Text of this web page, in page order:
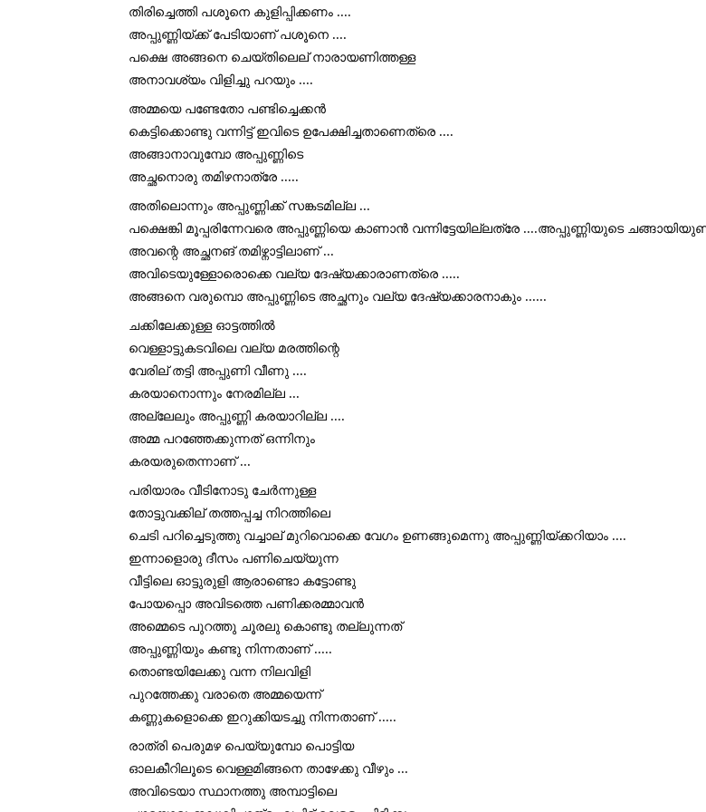
തിരിച്ചെത്തി പശൂനെ കുളിപ്പിക്കണം ....
അപ്പുണ്ണിയ്ക്ക് പേടിയാണ് പശൂനെ ....
പക്ഷെ അങ്ങനെ ചെയ്തിലെല് നാരായണിത്തള്ള
അനാവശ്യം വിളിച്ചു പറയും ....
അമ്മയെ പണ്ടേതോ പണ്ടിച്ചെക്കൻ
കെട്ടിക്കൊണ്ടു വന്നിട്ട് ഇവിടെ ഉപേക്ഷിച്ചതാണെത്രെ ....
അങ്ങാനാവുമ്പോ അപ്പുണ്ണിടെ
അച്ഛനൊരു തമിഴനാത്രേ .....
അതിലൊന്നും അപ്പുണ്ണിക്ക് സങ്കടമില്ല ...
പക്ഷെങ്കി മൂപ്പരിന്നേവരെ അപ്പുണ്ണിയെ കാണാൻ വന്നിട്ടേയില്ലത്രേ ....അപ്പുണ്ണിയുടെ
അവന്റെ അച്ഛനങ് തമിഴ്നാട്ടിലാണ് ...
അവിടെയുള്ളോരൊക്കെ വല്യ ദേഷ്യക്കാരാണത്രെ .....
അങ്ങനെ വരുമ്പൊ അപ്പുണ്ണിടെ അച്ഛനും വല്യ ദേഷ്യക്കാരനാകും ......
ചക്കിലേക്കുള്ള ഓട്ടത്തിൽ
വെള്ളാട്ടുകടവിലെ വല്യ മരത്തിന്റെ
വേരില് തട്ടി അപ്പുണി വീണു ....
കരയാനൊന്നും നേരമില്ല ...
അല്ലേലും അപ്പുണ്ണി കരയാറില്ല ....
അമ്മ പറഞ്ഞേക്കുന്നത് ഒന്നിനും
കരയരുതെന്നാണ് ...
പരിയാരം വീടിനോടു ചേർന്നുള്ള
തോട്ടുവക്കില് തത്തപ്പച്ച നിറത്തിലെ
ചെടി പറിച്ചെടുത്തു വച്ചാല് മുറിവൊക്കെ വേഗം ഉണങ്ങുമെന്നു അപ്പുണ്ണിയ്ക്കറിയാം ....
ഇന്നാളൊരു ദീസം പണിചെയ്യുന്ന
വീട്ടിലെ ഓട്ടുരുളി ആരാണ്ടൊ കട്ടോണ്ടു
പോയപ്പൊ അവിടത്തെ പണിക്കരമ്മാവൻ
അമ്മെടെ പുറത്തു ചൂരലു കൊണ്ടു തല്ലുന്നത്
അപ്പുണ്ണിയും കണ്ടു നിന്നതാണ് .....
തൊണ്ടയിലേക്കു വന്ന നിലവിളി
പുറത്തേക്കു വരാതെ അമ്മയെന്ന്
കണ്ണുകളൊക്കെ ഇറുക്കിയടച്ചു നിന്നതാണ് .....
രാത്രി പെരുമഴ പെയ്യുമ്പോ പൊട്ടിയ
ഓലകീറിലൂടെ വെള്ളമിങ്ങനെ താഴേക്കു വീഴും ...
അവിടെയാ സ്ഥാനത്തു അമ്പാട്ടിലെ